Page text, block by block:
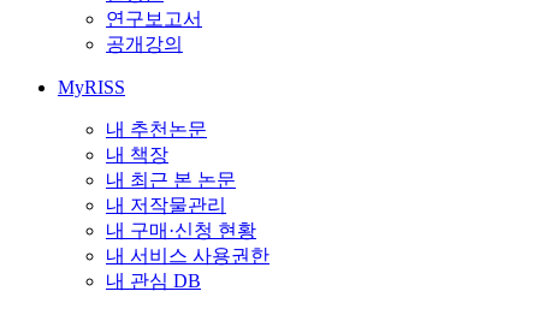
연구보고서
공개강의
MyRISS
내 추천논문
내 책장
내 최근 본 논문
내 저작물관리
내 구매·신청 현황
내 서비스 사용권한
내 관심 DB